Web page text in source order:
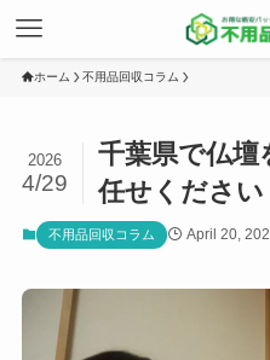
ホーム 不用品回収コラム
千葉県で仏壇
任せください
2026
4/29
不用品回収コラム April 20,